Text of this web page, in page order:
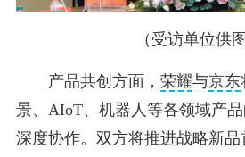
（受访单位供图
产品共创方面， 荣耀与京东
景、AIoT、机器人等各领域产
深度协作。双方将推进战略新